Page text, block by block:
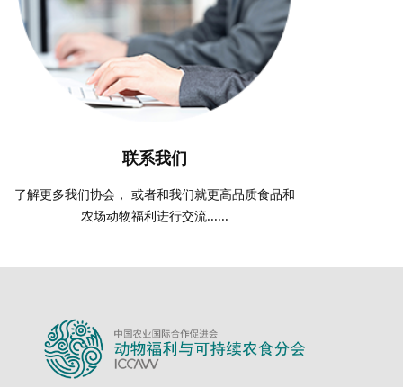
联系我们
了解更多我们协会， 或者和我们就更高品质食品和
农场动物福利进行交流......